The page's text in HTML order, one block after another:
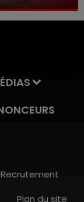
Recrutement
Plan du site